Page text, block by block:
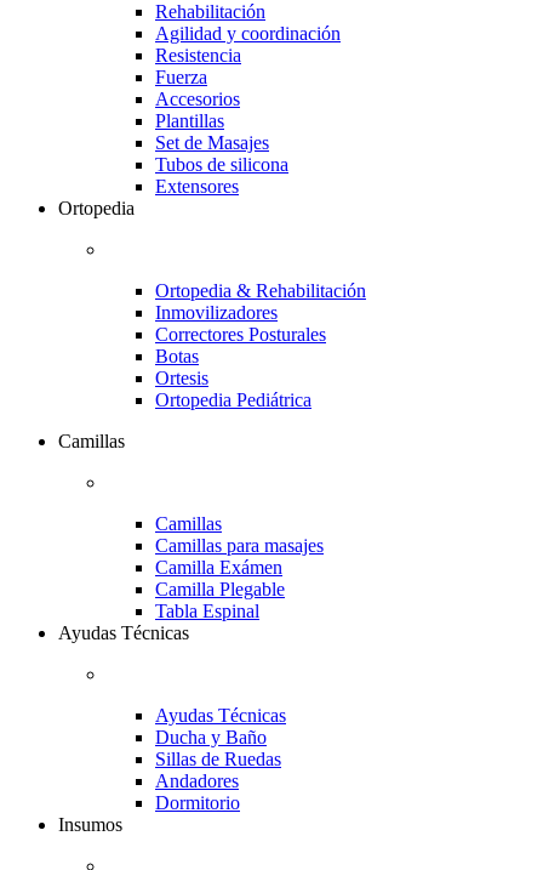
Rehabilitación
Agilidad y coordinación
Resistencia
Fuerza
Accesorios
Plantillas
Set de Masajes
Tubos de silicona
Extensores
Ortopedia
Ortopedia & Rehabilitación
Inmovilizadores
Correctores Posturales
Botas
Ortesis
Ortopedia Pediátrica
Camillas
Camillas
Camillas para masajes
Camilla Exámen
Camilla Plegable
Tabla Espinal
Ayudas Técnicas
Ayudas Técnicas
Ducha y Baño
Sillas de Ruedas
Andadores
Dormitorio
Insumos